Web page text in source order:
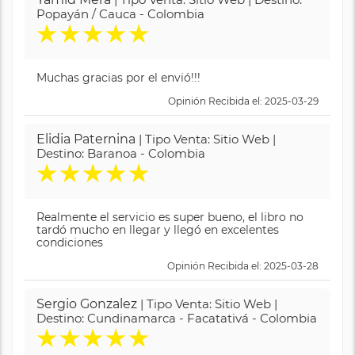
Popayán / Cauca - Colombia
★★★★★
Muchas gracias por el envió!!!
Opinión Recibida el: 2025-03-29
Elidia Paternina | Tipo Venta: Sitio Web |
Destino: Baranoa - Colombia
★★★★★
Realmente el servicio es super bueno, el libro no
tardó mucho en llegar y llegó en excelentes
condiciones
Opinión Recibida el: 2025-03-28
Sergio Gonzalez | Tipo Venta: Sitio Web |
Destino: Cundinamarca - Facatativá - Colombia
★★★★★